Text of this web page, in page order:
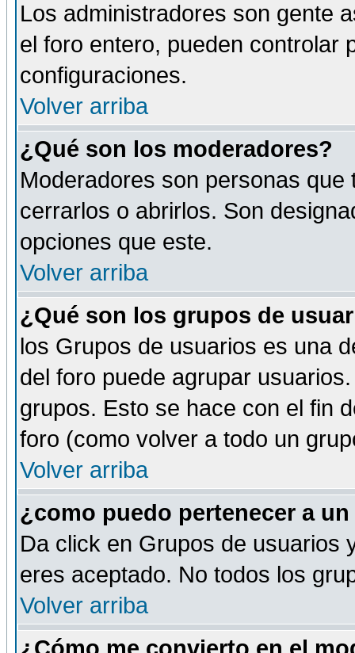
Los administradores son gente
el foro entero, pueden controlar
configuraciones.
Volver arriba
¿Qué son los moderadores?
Moderadores son personas
cerrarlos o abrirlos. Son
opciones que este.
Volver arriba
¿Qué son los grupos de
los Grupos de usuarios es una
del foro puede agrupar
grupos. Esto se hace con el fin
foro (como volver a todo un
Volver arriba
¿como puedo pertenecer a
Da click en Grupos de usuarios
eres aceptado. No todos los
Volver arriba